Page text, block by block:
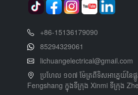
+86-15136179090
85294329061
lichuangelectrical@gmail.com
ប្រហែល ១០៧ ម៉ែត្រពីទិសអាគ្នេយ៍នៃផ្លូ
Fengshang ក្នុងទីក្រុង Xinmi ទីក្រុង